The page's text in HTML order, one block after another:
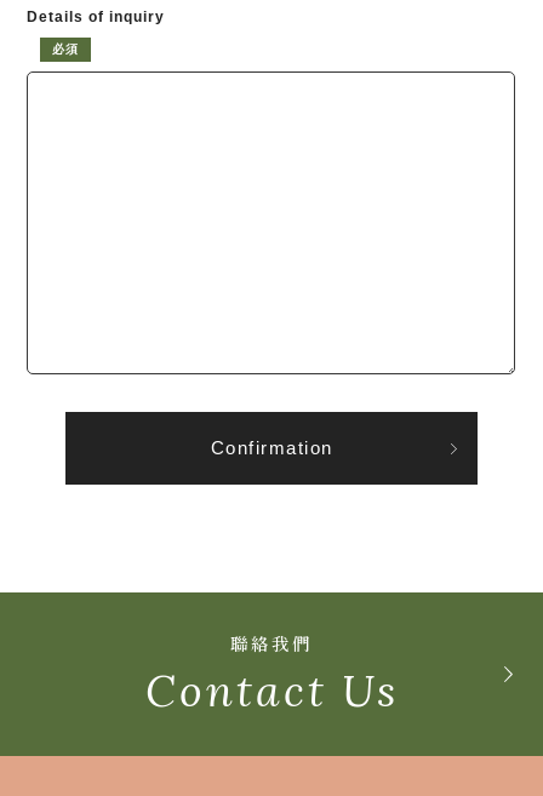
Details of inquiry
必須
聯絡我們
Contact Us